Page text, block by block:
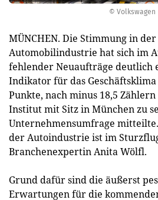
© Volkswagen
MÜNCHEN. Die Stimmung in
Automobilindustrie hat sich im
fehlender Neuaufträge deutlich
Indikator für das Geschäftsklima
Punkte, nach minus 18,5
Institut mit Sitz in München zu
Unternehmensumfrage
der Autoindustrie ist im
Branchenexpertin Anita Wölfl.
Grund dafür sind die äußerst
Erwartungen für die